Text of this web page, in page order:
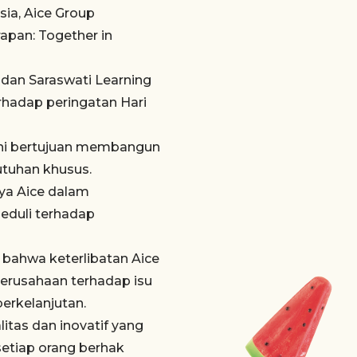
Aice Group
Together in
Saraswati Learning
peringatan Hari
bertujuan membangun
khusus.
Aice dalam
terhadap
bahwa keterlibatan Aice
terhadap isu
dan inovatif yang
orang berhak